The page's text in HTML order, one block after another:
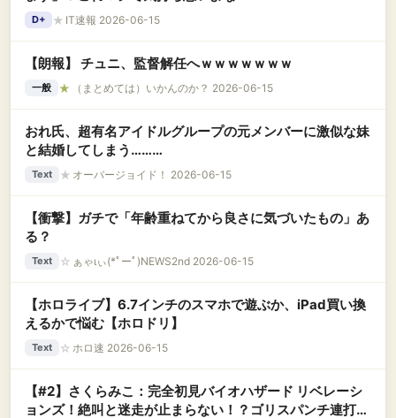
D+ ★ IT速報 2026-06-15
【朗報】 チュニ、監督解任へｗｗｗｗｗｗｗ
一般 ★ （まとめては）いかんのか？ 2026-06-15
おれ氏、超有名アイドルグループの元メンバーに激似な妹
と結婚してしまう………
Text ★ オーバージョイド！ 2026-06-15
【衝撃】ガチで「年齢重ねてから良さに気づいたもの」あ
る？
Text ☆ ぁゃιぃ(*ﾟーﾟ)NEWS2nd 2026-06-15
【ホロライブ】6.7インチのスマホで遊ぶか、iPad買い換
えるかで悩む【ホロドリ】
Text ☆ ホロ速 2026-06-15
【#2】さくらみこ：完全初見バイオハザード リベレーシ
ョンズ！絶叫と迷走が止まらない！？ゴリスパンチ連打か